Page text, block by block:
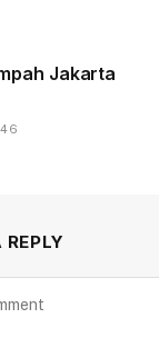
Jakarta
REPLY